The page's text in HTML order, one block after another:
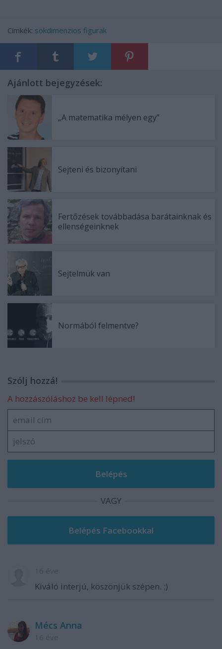
Címkék: sokdimenzios figurak
Ajánlott bejegyzések:
„A matematika mélyen egy”
Sejteni és bizonyítani
Fertőzések továbbadása barátainknak és
ellenségeinknek
Sejtelmük van
Normából felmentve?
Szólj hozzá!
A hozzászóláshoz be kell lépned!
VAGY
Kiváló interjú, köszönjük szépen. :)
Mécs Anna